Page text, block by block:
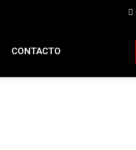
CONTACTO